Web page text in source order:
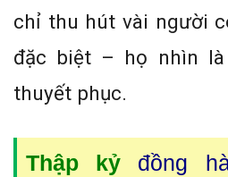
chỉ thu hút vài người
đặc biệt – họ nhìn là
thuyết phục.
Thập kỷ đồng